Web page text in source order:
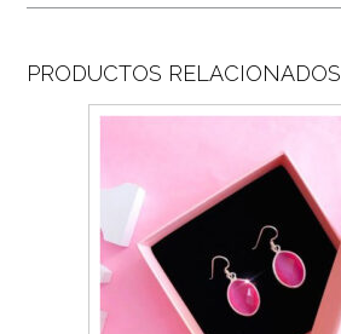
PRODUCTOS RELACIONADOS